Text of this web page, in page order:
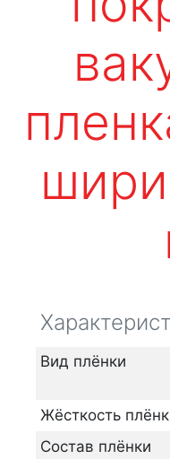
Вид плёнки
Жёсткость
Состав плёнки